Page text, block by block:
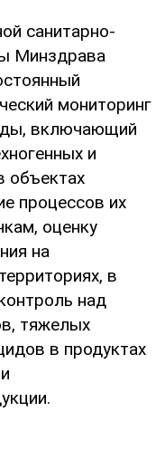
санитарно-
Минздрава
мониторинг
включающий
и
объектах
процессов их
оценку
на
в
над
тяжелых
в продуктах